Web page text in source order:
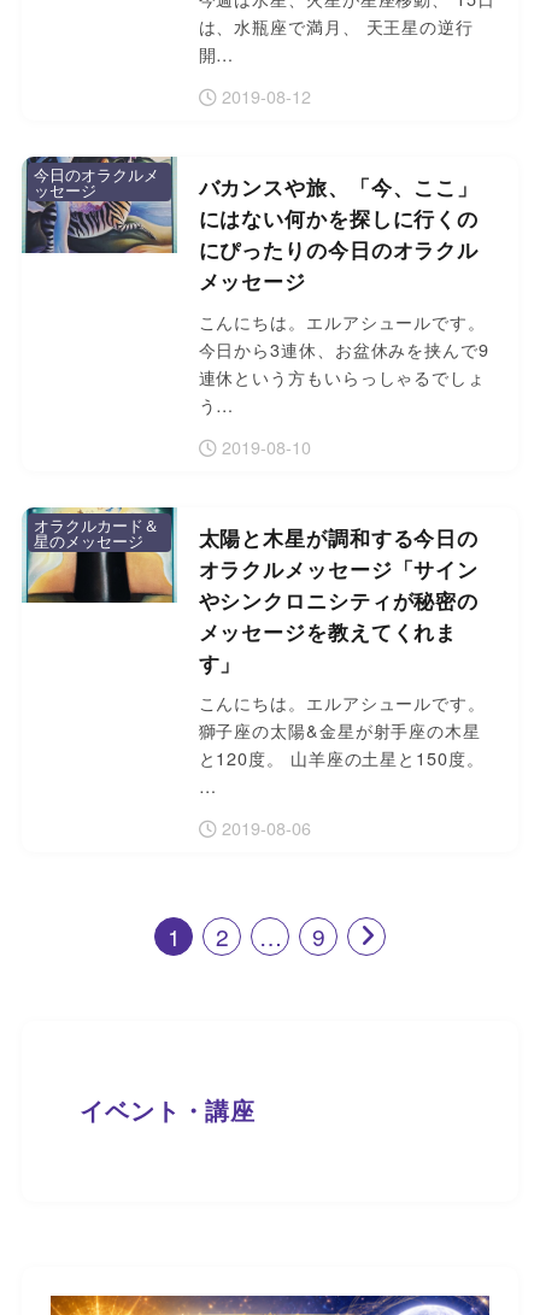
は、水瓶座で満月、 天王星の逆行
開…
2019-08-12
バカンスや旅、「今、ここ」
にはない何かを探しに行くの
にぴったりの今日のオラクル
メッセージ
こんにちは。エルアシュールです。
今日から3連休、お盆休みを挟んで9
連休という方もいらっしゃるでしょ
う…
2019-08-10
今日のオラクルメ
ッセージ
太陽と木星が調和する今日の
オラクルメッセージ「サイン
やシンクロニシティが秘密の
メッセージを教えてくれま
す」
こんにちは。エルアシュールです。
獅子座の太陽&金星が射手座の木星
と120度。 山羊座の土星と150度。
…
2019-08-06
オラクルカード＆
星のメッセージ
1 2 … 9
イベント・講座